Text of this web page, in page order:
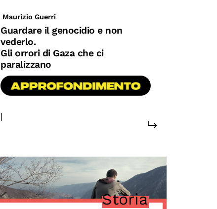
Maurizio Guerri
Guardare il genocidio e non
vederlo.
Gli orrori di Gaza che ci
paralizzano
|
Storia